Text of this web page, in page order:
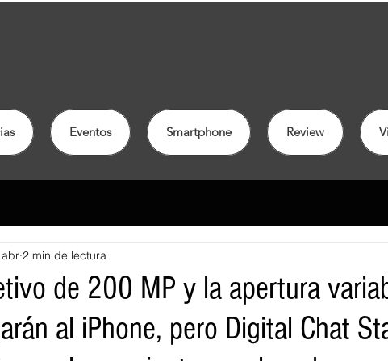
Eventos Smartphone Review
de 200 MP y la apertura
al iPhone, pero Digital Chat
2 min de lectura